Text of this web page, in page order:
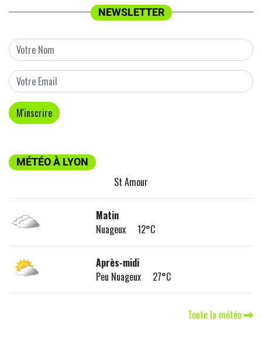
NEWSLETTER
MÉTÉO À LYON
St Amour
Matin
Nuageux 12°C
Après-midi
Peu Nuageux 27°C
Toute la météo